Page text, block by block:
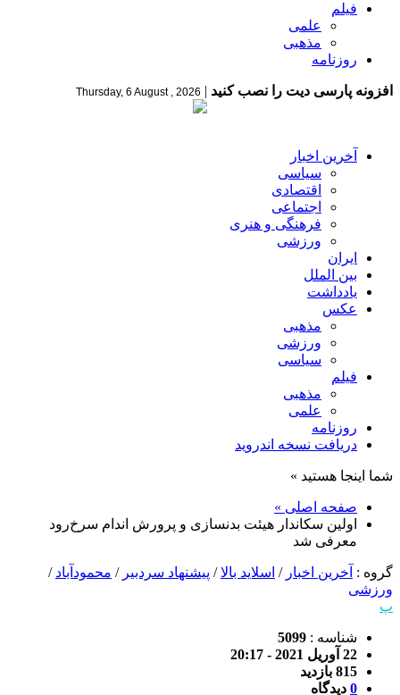
فیلم
علمی
مذهبی
روزنامه
افزونه پارسی دیت را نصب کنید |
Thursday, 6 August , 2026
آخرین اخبار
سیاسی
اقتصادی
اجتماعی
فرهنگی و هنری
ورزشی
ایران
بین الملل
یادداشت
عکس
مذهبی
ورزشی
سیاسی
فیلم
مذهبی
علمی
روزنامه
دریافت نسخه اندروید
شما اینجا هستید »
صفحه اصلی »
اولین سکاندار هیئت بدنسازی و پرورش اندام سرخ‌رود
معرفی شد
گروه : آخرین اخبار / اسلاید بالا/ پیشنهاد سردبیر / محمودآباد /
ورزشی
پ
شناسه : 5099
22 آوریل 2021 - 20:17
815 بازدید
0 دیدگاه